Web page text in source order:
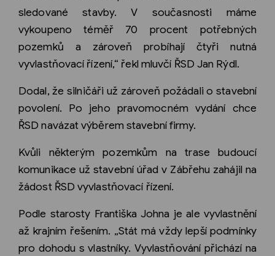
sledované stavby. V současnosti máme
vykoupeno téměř 70 procent potřebných
pozemků a zároveň probíhají čtyři nutná
vyvlastňovací řízení,“ řekl mluvčí ŘSD Jan Rýdl.
Dodal, že silničáři už zároveň požádali o stavební
povolení. Po jeho pravomocném vydání chce
ŘSD navázat výběrem stavební firmy.
Kvůli některým pozemkům na trase budoucí
komunikace už stavební úřad v Zábřehu zahájil na
žádost ŘSD vyvlastňovací řízení.
Podle starosty Františka Johna je ale vyvlastnění
až krajním řešením. „Stát má vždy lepší podmínky
pro dohodu s vlastníky. Vyvlastňování přichází na